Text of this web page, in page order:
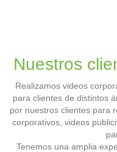
Nuestros
Realizamos videos
para clientes de distintos
por nuestros clientes para
corporativos, videos
Tenemos una amplia